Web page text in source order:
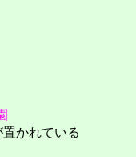
かれている